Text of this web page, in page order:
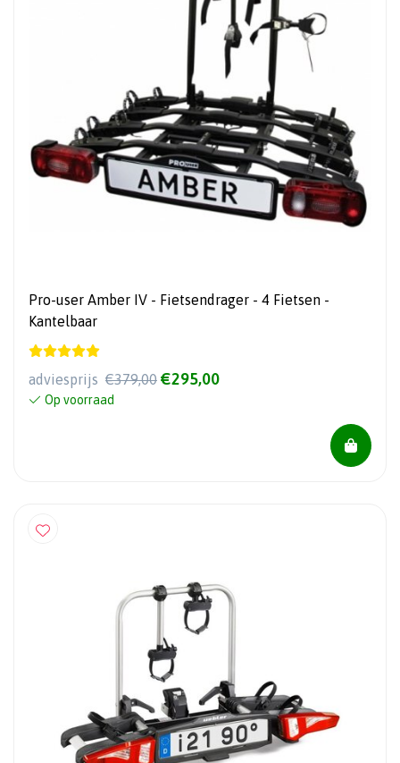
Pro-user Amber IV - Fietsendrager - 4 Fietsen -
Kantelbaar
adviesprijs €379,00 €295,00
Op voorraad